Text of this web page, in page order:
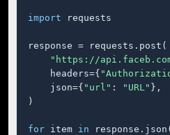
import requests
response = requests.post(
"https://
    headers={
    json={
"url" : "URL" },
)
for item in